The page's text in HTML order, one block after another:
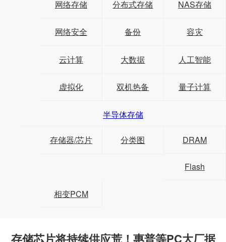
网络存储 分布式存储 NAS存储
网络安全 备份 容灾
云计算 大数据 人工智能
虚拟化 双机热备 量子计算
半导体存储
存储器/芯片 分类图 DRAM
Flash
相变PCM
存储芯片将持续供应荒！惠普等PC大厂据